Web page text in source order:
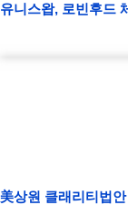
유니스왑, 로빈후드
美상원 클래리티법